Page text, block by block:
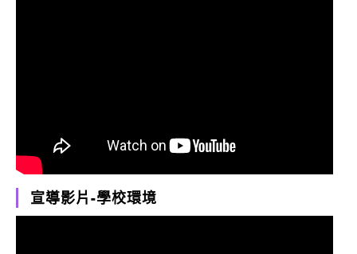
宣導影片-學校環境